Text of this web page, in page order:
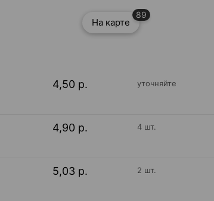
На карте
89
4,50 р. уточняйте
4,90 р. 4 шт.
5,03 р. 2 шт.